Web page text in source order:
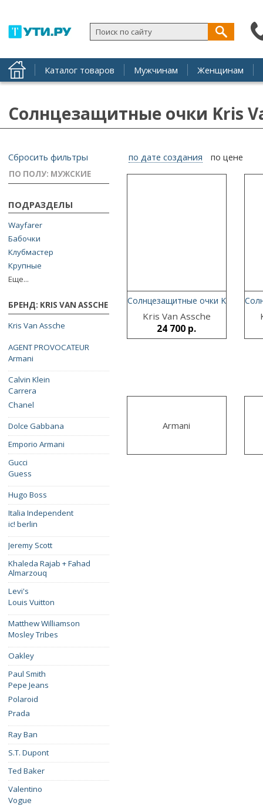
Каталог товаров Мужчинам Женщинам
Солнцезащитные очки Kris
Сбросить фильтры
ПО ПОЛУ: МУЖСКИЕ
ПОДРАЗДЕЛЫ
Wayfarer
Бабочки
Клубмастер
Крупные
Еще...
БРЕНД: KRIS VAN ASSCHE
Kris Van Assche
AGENT PROVOCATEUR
Armani
Calvin Klein
Carrera
Chanel
Dolce Gabbana
Emporio Armani
Gucci
Guess
Hugo Boss
Italia Independent
ic! berlin
Jeremy Scott
Khaleda Rajab + Fahad
Almarzouq
Levi's
Louis Vuitton
Matthew Williamson
Mosley Tribes
Oakley
Paul Smith
Pepe Jeans
Polaroid
Prada
Ray Ban
S.T. Dupont
Ted Baker
Valentino
Vogue
по дате создания по цене
Солнцезащитные очки Kris Van
Kris Van Assche
24 700 р.
Armani